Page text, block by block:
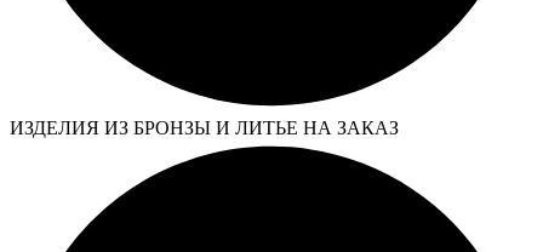
ИЗДЕЛИЯ ИЗ БРОНЗЫ И ЛИТЬЕ НА ЗАКАЗ